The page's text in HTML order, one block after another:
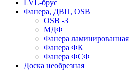
LVL-брус
Фанера, ДВП, OSB
OSB -3
МДФ
Фанера ламинированная
Фанера ФК
Фанера ФСФ
Доска необрезная